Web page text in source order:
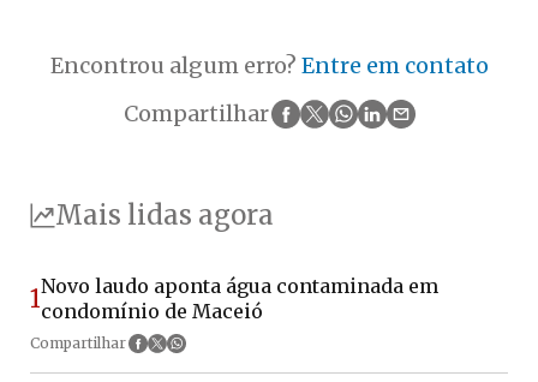
Encontrou algum erro? Entre em contato
Compartilhar
Mais lidas agora
1Novo laudo aponta água contaminada em
condomínio de Maceió
Compartilhar